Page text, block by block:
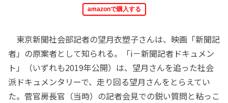
amazonで購入する
東京新聞社会部記者の望月衣塑子さんは、映画「新聞記
者」の原案者として知られる。「i－新聞記者ドキュメン
ト」（いずれも2019年公開）は、望月さんを追った社会
派ドキュメンタリーで、走り回る望月さんをとらえてい
た。菅官房長官（当時）の記者会見での鋭い質問と粘っこ